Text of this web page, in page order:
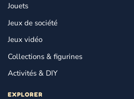
Jouets
Jeux de société
Jeux vidéo
Collections & figurines
Activités & DIY
EXPLORER